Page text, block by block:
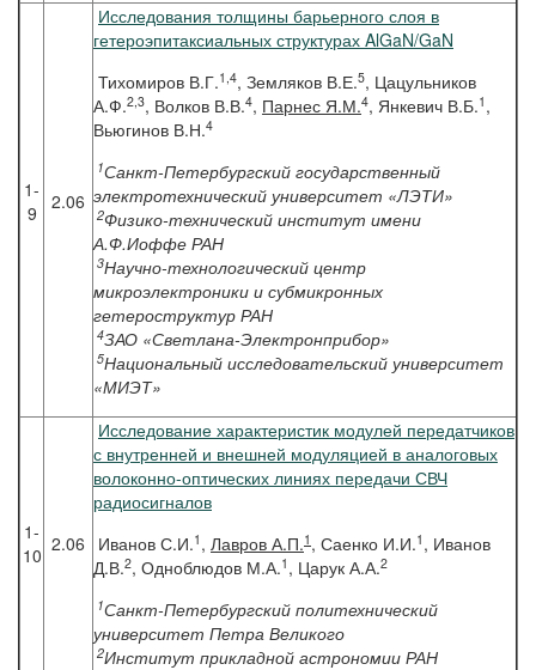
1-
9
2.06
Исследования толщины барьерного слоя в
гетероэпитаксиальных структурах AlGaN/GaN
Тихомиров В.Г.1,4, Земляков В.Е.5, Цацульников
А.Ф.2,3, Волков В.В.4, Парнес Я.М.4, Янкевич В.Б.1 ,
Вьюгинов В.Н.4
1Санкт-Петербургский государственный
электротехнический университет «ЛЭТИ»
2Физико-технический институт имени
А.Ф.Иоффе РАН
3Научно-технологический центр
микроэлектроники и субмикронных
гетероструктур РАН
4ЗАО «Светлана-Электронприбор»
5Национальный исследовательский университет
«МИЭТ»
1-
10 2.06
Исследование характеристик модулей передатчиков
с внутренней и внешней модуляцией в аналоговых
волоконно-оптических линиях передачи СВЧ
радиосигналов
Иванов С.И.1 , Лавров А.П.1 , Саенко И.И.1 , Иванов
Д.В.2, Одноблюдов М.А.1 , Царук А.А.2
1Санкт-Петербургский политехнический
университет Петра Великого
2Институт прикладной астрономии РАН